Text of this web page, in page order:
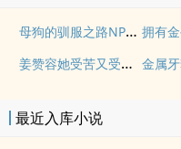
母狗的驯服之路NP（强制爱）
姜赞容她受苦又受难（NPH） 金属
最近入库小说